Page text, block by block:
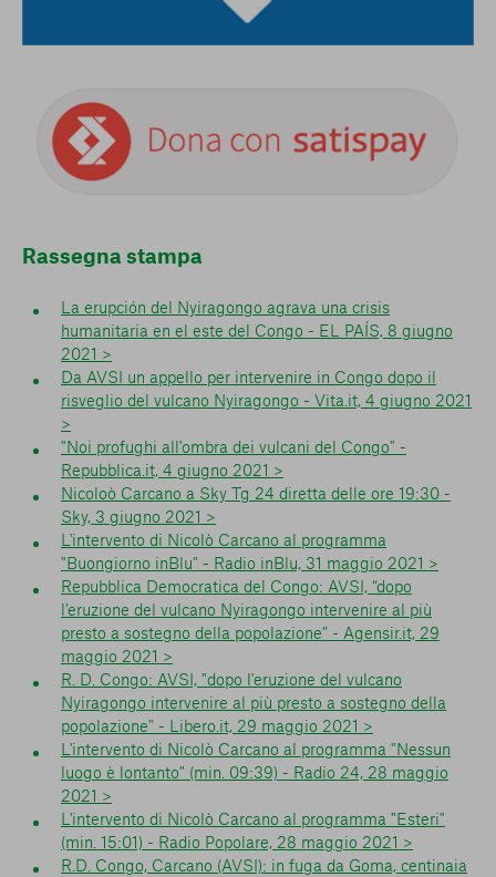
Rassegna stampa
La erupción del Nyiragongo agrava una crisis
humanitaria en el este del Congo - EL PAÍS, 8 giugno
2021 >
Da AVSI un appello per intervenire in Congo dopo il
risveglio del vulcano Nyiragongo - Vita.it, 4 giugno 2021
>
"Noi profughi all'ombra dei vulcani del Congo" -
Repubblica.it, 4 giugno 2021 >
Nicoloò Carcano a Sky Tg 24 diretta delle ore 19:30 -
Sky, 3 giugno 2021 >
L'intervento di Nicolò Carcano al programma
"Buongiorno inBlu" - Radio inBlu, 31 maggio 2021 >
Repubblica Democratica del Congo: AVSI, “dopo
l’eruzione del vulcano Nyiragongo intervenire al più
presto a sostegno della popolazione” - Agensir.it, 29
maggio 2021 >
R. D. Congo: AVSI, "dopo l'eruzione del vulcano
Nyiragongo intervenire al più presto a sostegno della
popolazione" - Libero.it, 29 maggio 2021 >
L'intervento di Nicolò Carcano al programma "Nessun
luogo è lontanto" (min. 09:39) - Radio 24, 28 maggio
2021 >
L'intervento di Nicolò Carcano al programma "Esteri"
(min. 15:01) - Radio Popolare, 28 maggio 2021 >
R.D. Congo, Carcano (AVSI): in fuga da Goma, centinaia